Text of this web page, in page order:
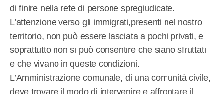
di finire nella rete di persone spregiudicate.
L’attenzione verso gli immigrati,presenti nel nostro
territorio, non può essere lasciata a pochi privati, e
soprattutto non si può consentire che siano sfruttati
e che vivano in queste condizioni.
L’Amministrazione comunale, di una comunità civile,
deve trovare il modo di intervenire e affrontare il